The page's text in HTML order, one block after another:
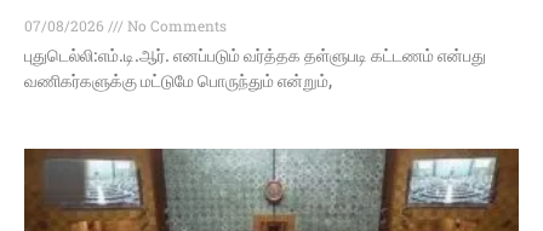
07/08/2026
No Comments
புதுடெல்லி:எம்.டி.ஆர். எனப்படும் வர்த்தக தள்ளுபடி கட்டணம் என்பது
வணிகர்களுக்கு மட்டுமே பொருந்தும் என்றும்,